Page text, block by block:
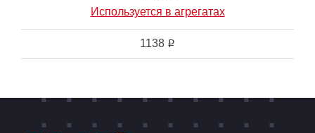
Используется в агрегатах
1138 i